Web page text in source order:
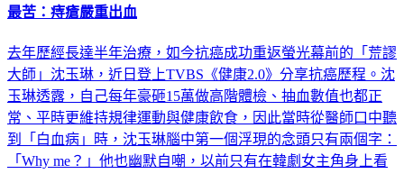
最苦：痔瘡嚴重出血
去年歷經長達半年治療，如今抗癌成功重返螢光幕前的「荒謬
大師」沈玉琳，近日登上TVBS《健康2.0》分享抗癌歷程。沈
玉琳透露，自己每年豪砸15萬做高階體檢、抽血數值也都正
常、平時更維持規律運動與健康飲食，因此當時從醫師口中聽
到「白血病」時，沈玉琳腦中第一個浮現的念頭只有兩個字：
「Why me？」他也幽默自嘲，以前只有在韓劇女主角身上看